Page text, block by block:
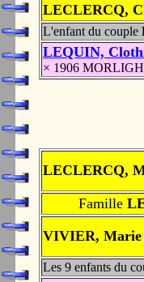
LECLERCQ,
L'enfant du couple
LEQUIN,
× 1906
LECLERCQ,
Famille
VIVIER, Marie
Les 9 enfants du